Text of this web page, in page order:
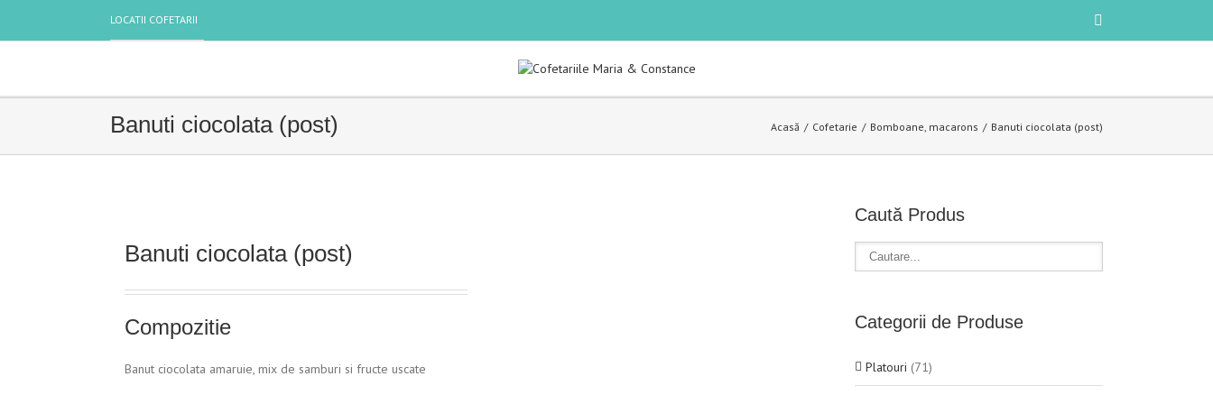
LOCATII COFETARII
Banuti ciocolata (post) Acasă Cofetarie Bomboane, macarons Banuti ciocolata (post)
Banuti ciocolata (post)
Compozitie
Banut ciocolata amaruie, mix de samburi si fructe uscate
Caută Produs
Categorii de Produse
Platouri (71)